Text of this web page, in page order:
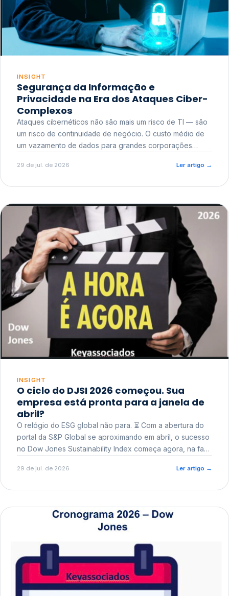
INSIGHT
Segurança da Informação e
Privacidade na Era dos Ataques Ciber-
Complexos
Ataques cibernéticos não são mais um risco de TI — são
um risco de continuidade de negócio. O custo médio de
um vazamento de dados para grandes corporações
reputacional e o risco regulatório junto a órgãos como a
29 de jul. de 2026 Ler artigo →
INSIGHT
O ciclo do DJSI 2026 começou. Sua
empresa está pronta para a janela de
abril?
O relógio do ESG global não para. ⏳ Com a abertura do
portal da S&P Global se aproximando em abril, o sucesso
no Dow Jones Sustainability Index começa agora, na fase
29 de jul. de 2026 Ler artigo →